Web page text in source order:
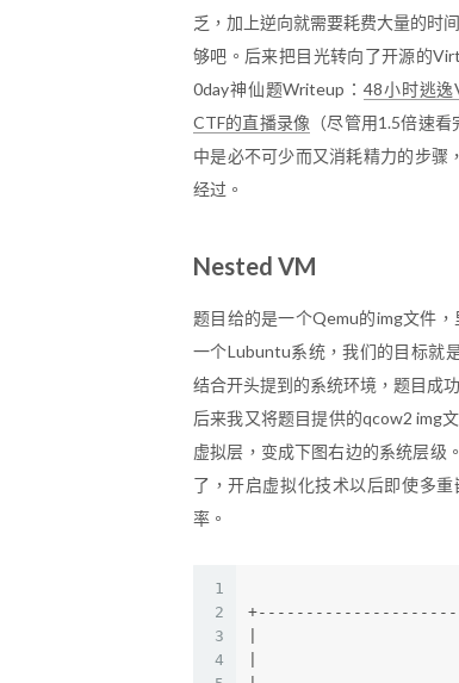
乏，加上逆向就需要耗费大量的时
够吧。后来把目光转向了开源的
0day神仙题Writeup：48小时逃
CTF的直播录像 （尽管用1.5倍速
中是必不可少而又消耗精力的步骤
经过。
Nested VM
题目给的是一个Qemu的img文件
一个Lubuntu系统，我们的目标就
结合开头提到的系统环境，题目成
后来我又将题目提供的qcow2 img
虚拟层，变成下图右边的系统层级
了，开启虚拟化技术以后即使多
率。
1
2
3
4